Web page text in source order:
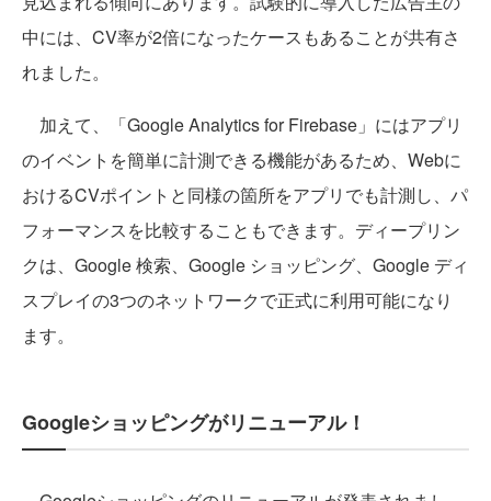
中には、CV率が2倍になったケースもあることが共有さ
れました。
加えて、「Google Analytics for Firebase」にはアプリ
のイベントを簡単に計測できる機能があるため、Webに
おけるCVポイントと同様の箇所をアプリでも計測し、パ
フォーマンスを比較することもできます。ディープリン
クは、Google 検索、Google ショッピング、Google ディ
スプレイの3つのネットワークで正式に利用可能になり
ます。
Googleショッピングがリニューアル！